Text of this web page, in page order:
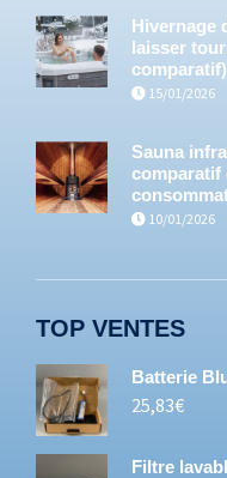
Hivernage
laisser
comparatif)
15/01/2026
Sauna
comparatif
10/01/2026
TOP VENTES
Batterie
25,83€
Filtre